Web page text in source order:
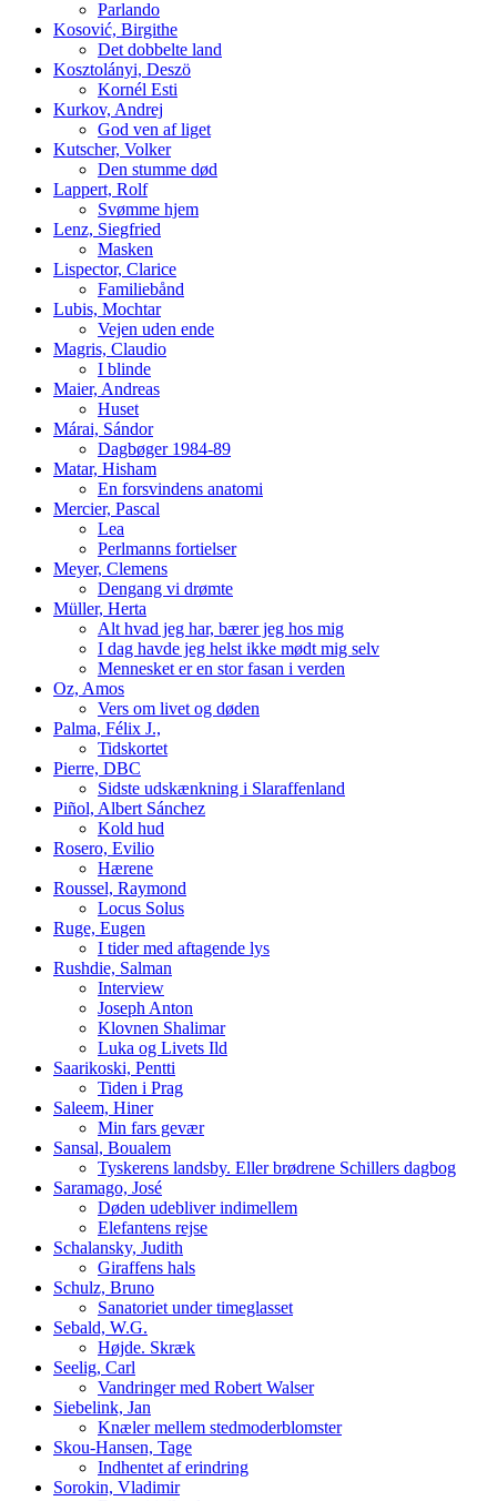
Parlando
Kosović, Birgithe
Det dobbelte land
Kosztolányi, Deszö
Kornél Esti
Kurkov, Andrej
God ven af liget
Kutscher, Volker
Den stumme død
Lappert, Rolf
Svømme hjem
Lenz, Siegfried
Masken
Lispector, Clarice
Familiebånd
Lubis, Mochtar
Vejen uden ende
Magris, Claudio
I blinde
Maier, Andreas
Huset
Márai, Sándor
Dagbøger 1984-89
Matar, Hisham
En forsvindens anatomi
Mercier, Pascal
Lea
Perlmanns fortielser
Meyer, Clemens
Dengang vi drømte
Müller, Herta
Alt hvad jeg har, bærer jeg hos mig
I dag havde jeg helst ikke mødt mig selv
Mennesket er en stor fasan i verden
Oz, Amos
Vers om livet og døden
Palma, Félix J.,
Tidskortet
Pierre, DBC
Sidste udskænkning i Slaraffenland
Piñol, Albert Sánchez
Kold hud
Rosero, Evilio
Hærene
Roussel, Raymond
Locus Solus
Ruge, Eugen
I tider med aftagende lys
Rushdie, Salman
Interview
Joseph Anton
Klovnen Shalimar
Luka og Livets Ild
Saarikoski, Pentti
Tiden i Prag
Saleem, Hiner
Min fars gevær
Sansal, Boualem
Tyskerens landsby. Eller brødrene Schillers dagbog
Saramago, José
Døden udebliver indimellem
Elefantens rejse
Schalansky, Judith
Giraffens hals
Schulz, Bruno
Sanatoriet under timeglasset
Sebald, W.G.
Højde. Skræk
Seelig, Carl
Vandringer med Robert Walser
Siebelink, Jan
Knæler mellem stedmoderblomster
Skou-Hansen, Tage
Indhentet af erindring
Sorokin, Vladimir